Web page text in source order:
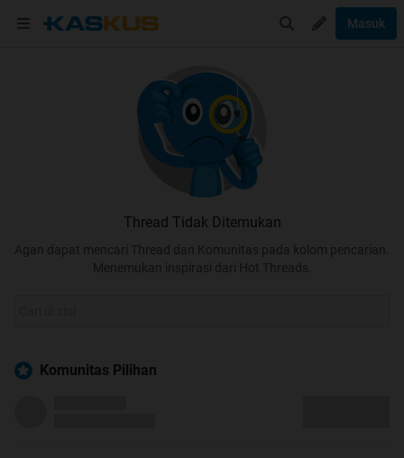
Masuk
Thread Tidak Ditemukan
Agan dapat mencari Thread dan Komunitas pada kolom pencarian.
Menemukan inspirasi dari Hot Threads.
Komunitas Pilihan